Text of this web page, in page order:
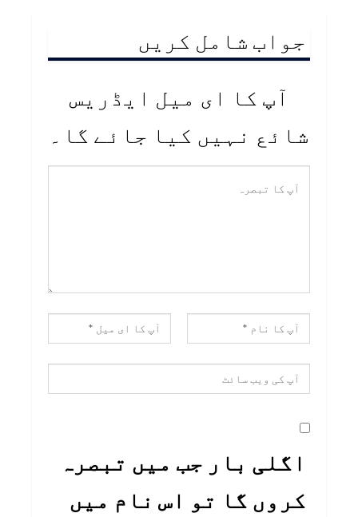
جواب شامل کریں
آپ کا ای میل ایڈریس
شائع نہیں کیا جائے گا۔
اگلی بار جب میں تبصرہ
کروں گا تو اس نام میں